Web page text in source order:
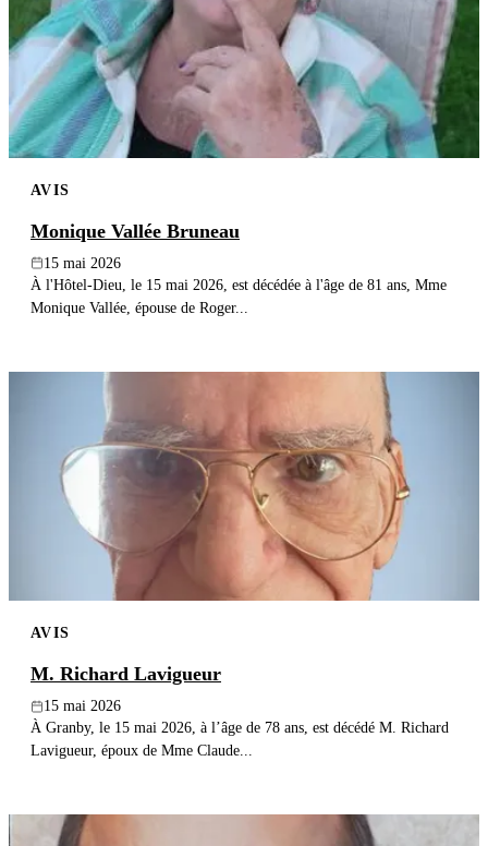
AVIS
Monique Vallée Bruneau
15 mai 2026
À l'Hôtel-Dieu, le 15 mai 2026, est décédée à l'âge de 81 ans, Mme
Monique Vallée, épouse de Roger...
AVIS
M. Richard Lavigueur
15 mai 2026
À Granby, le 15 mai 2026, à l’âge de 78 ans, est décédé M. Richard
Lavigueur, époux de Mme Claude...